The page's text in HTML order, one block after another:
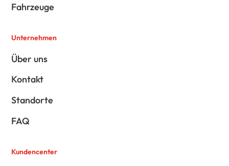
Fahrzeuge
Unternehmen
Über uns
Kontakt
Standorte
FAQ
Kundencenter